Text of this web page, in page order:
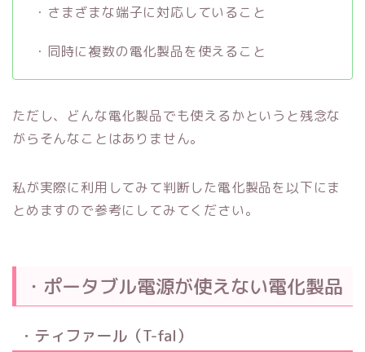
・さまざまな端子に対応していること
・同時に複数の電化製品を使えること
ただし、どんな電化製品でも使えるかというと残念な
がらそんなことはありません。
私が実際に利用してみて判断した電化製品を以下にま
とめますので参考にしてみてください。
・ポータブル電源が使えない電化製品
・ティファール（T-fal）